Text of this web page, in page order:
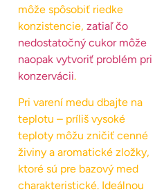
môže spôsobiť riedke
konzistencie, zatiaľ čo
nedostatočný cukor môže
naopak vytvoriť problém pri
konzervácii.
Pri varení medu dbajte na
teplotu – príliš vysoké
teploty môžu zničiť cenné
živiny a aromatické zložky,
ktoré sú pre bazový med
charakteristické. Ideálnou